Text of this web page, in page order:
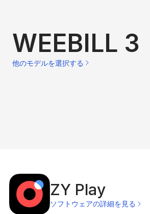
WEEBILL 3
他のモデルを選択する
ZY Play
ソフトウェアの詳細を見る